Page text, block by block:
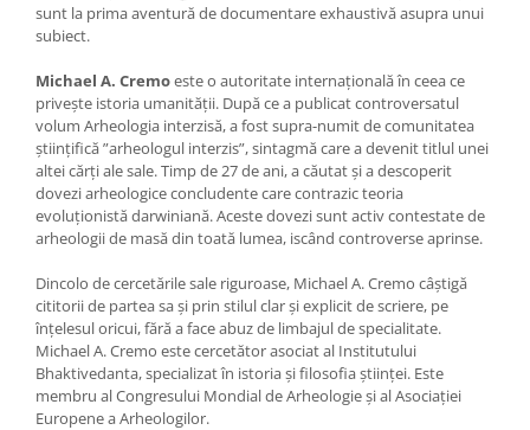
sunt la prima aventură de documentare exhaustivă asupra unui
subiect.
Michael A. Cremoeste o autoritate internațională în ceea ce
privește istoria umanității. După ce a publicat controversatul
volum Arheologia interzisă, a fost supra-numit de comunitatea
științifică ”arheologul interzis”, sintagmă care a devenit titlul unei
altei cărți ale sale. Timp de 27 de ani, a căutat și a descoperit
dovezi arheologice concludente care contrazic teoria
evoluționistă darwiniană. Aceste dovezi sunt activ contestate de
arheologii de masă din toată lumea, iscând controverse aprinse.
Dincolo de cercetările sale riguroase, Michael A. Cremo câștigă
cititorii de partea sa și prin stilul clar și explicit de scriere, pe
înțelesul oricui, fără a face abuz de limbajul de specialitate.
Michael A. Cremo este cercetător asociat al Institutului
Bhaktivedanta, specializat în istoria și filosofia științei. Este
membru al Congresului Mondial de Arheologie și al Asociației
Europene a Arheologilor.